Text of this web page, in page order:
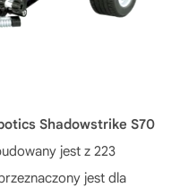
Shadowstrike S70
jest z 223
jest dla